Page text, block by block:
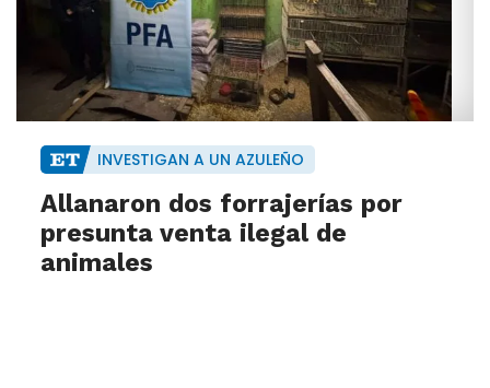
INVESTIGAN A UN AZULEÑO
Allanaron dos forrajerías por
presunta venta ilegal de
animales